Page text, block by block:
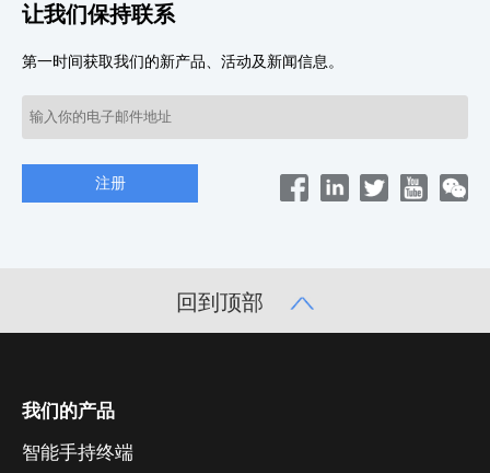
让我们保持联系
第一时间获取我们的新产品、活动及新闻信息。
回到顶部
我们的产品
智能手持终端